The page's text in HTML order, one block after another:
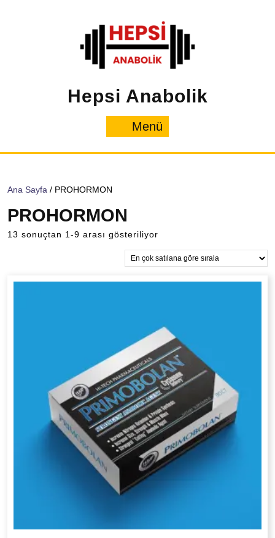
Hepsi Anabolik
Menü
Ana Sayfa / PROHORMON
PROHORMON
13 sonuçtan 1-9 arası gösteriliyor
sıralandı